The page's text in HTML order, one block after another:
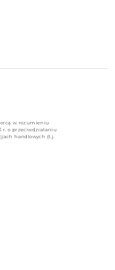
w rozumieniu
r. o przeciwdziałaniu
handlowych (t.j.